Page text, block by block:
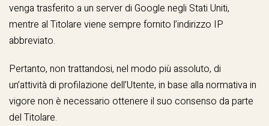
venga trasferito a un server di Google negli Stati Uniti,
mentre al Titolare viene sempre fornito l’indirizzo IP
abbreviato.
Pertanto, non trattandosi, nel modo più assoluto, di
un’attività di profilazione dell’Utente, in base alla normativa in
vigore non è necessario ottenere il suo consenso da parte
del Titolare.